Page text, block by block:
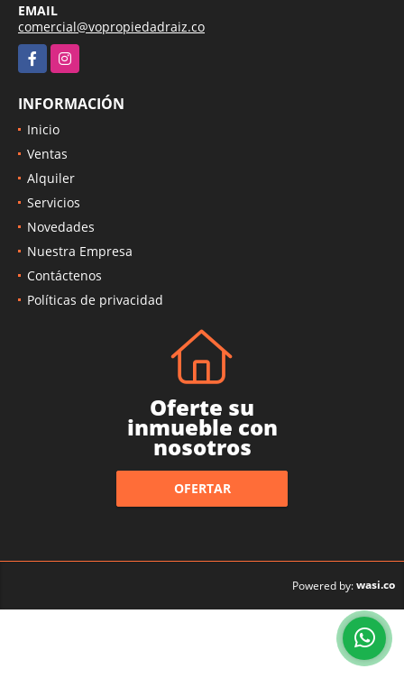
EMAIL
comercial@vopropiedadraiz.co
FacebookInstagram
INFORMACIÓN
Inicio
Ventas
Alquiler
Servicios
Novedades
Nuestra Empresa
Contáctenos
Políticas de privacidad
Oferte su
inmueble con
nosotros
OFERTAR
Powered by:wasi.co